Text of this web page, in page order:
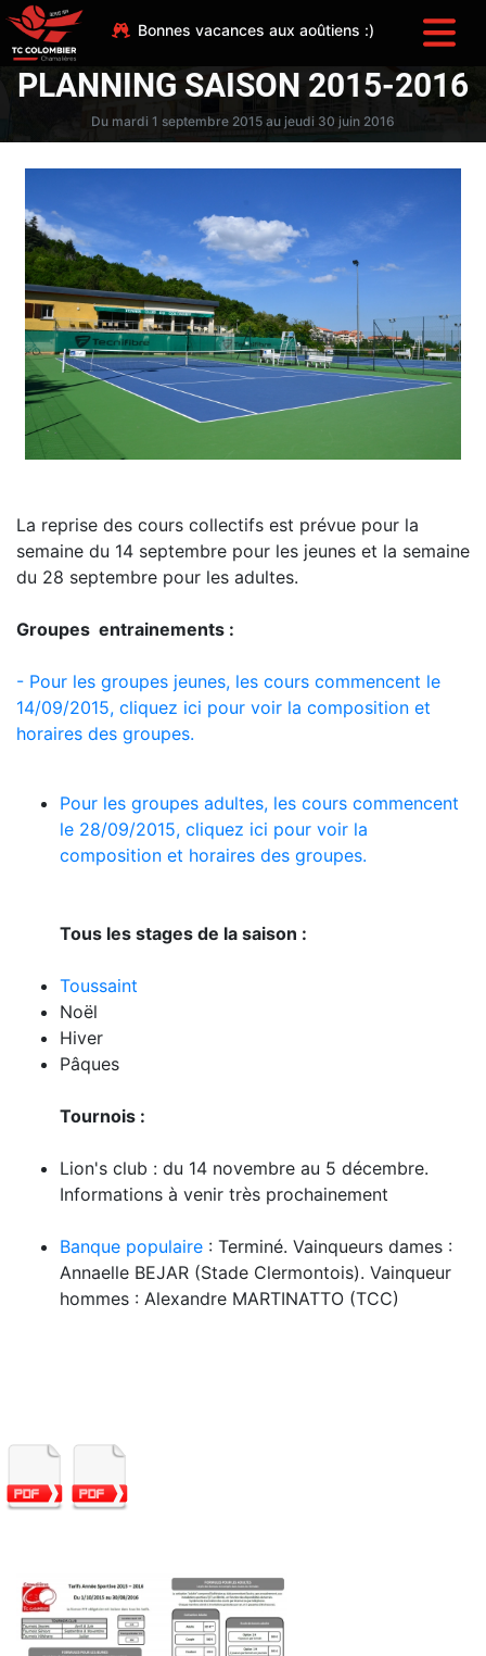
Bonnes vacances aux aoûtiens :)
PLANNING SAISON 2015-2016
Du mardi 1 septembre 2015 au jeudi 30 juin 2016
La reprise des cours collectifs est prévue pour la
semaine du 14 septembre pour les jeunes et la semaine
du 28 septembre pour les adultes.
Groupes entrainements :
- Pour les groupes jeunes, les cours commencent le
14/09/2015, cliquez ici pour voir la composition et
horaires des groupes.
Pour les groupes adultes, les cours commencent
le 28/09/2015, cliquez ici pour voir la
composition et horaires des groupes.
Tous les stages de la saison :
Toussaint
Noël
Hiver
Pâques
Tournois :
Lion's club : du 14 novembre au 5 décembre.
Informations à venir très prochainement
Banque populaire : Terminé. Vainqueurs dames :
Annaelle BEJAR (Stade Clermontois). Vainqueur
hommes : Alexandre MARTINATTO (TCC)